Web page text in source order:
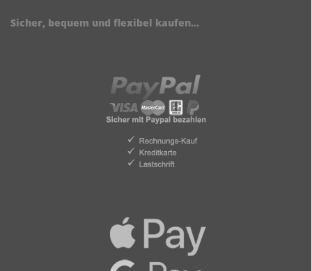
Sicher, bequem und flexibel kaufen...